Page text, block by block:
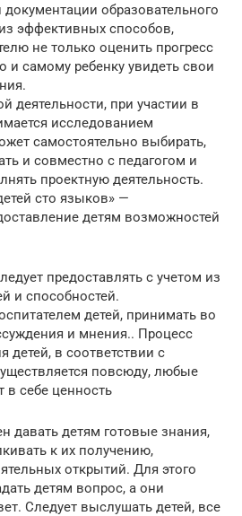
образовательного
эффективных способов,
не только оценить прогресс
и самому ребенку увидеть свои
деятельности, при участии в
исследованием
самостоятельно выбирать,
и совместно с педагогом и
проектную деятельность.
сто языков» —
детям возможностей
предоставлять с учетом из
и способностей.
детей, принимать во
и мнения.. Процесс
детей, в соответствии с
повсюду, любые
в себе ценность
давать детям готовые знания,
к их получению,
открытий. Для этого
детям вопрос, а они
Следует выслушать детей, все